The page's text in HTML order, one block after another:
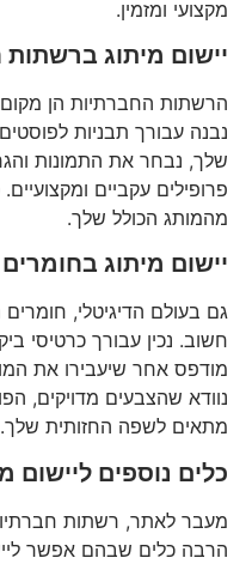
מקצועי ומזמין.
יישום מיתוג
הרשתות החברתיות הן
נבנה עבורך תבניות
שלך, נבחר את התמונות
פרופילים עקביים
מהמותג הכולל שלך.
יישום מיתוג
גם בעולם הדיגיטלי,
חשוב. נכין עבורך כרטיסי
מודפס אחר שיעבירו את
נוודא שהצבעים מדויקים,
מתאים לשפה החזותית שלך.
כלים נוספים ליישום
מעבר לאתר, רשתות
הרבה כלים שבהם אפשר